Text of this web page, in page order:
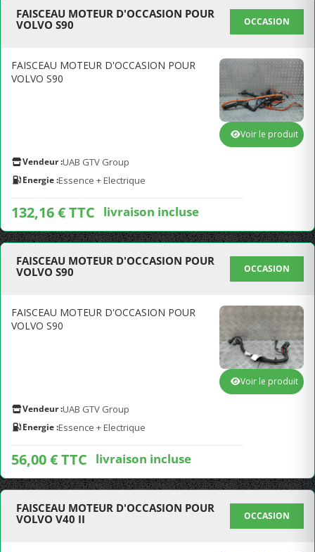
FAISCEAU MOTEUR D'OCCASION POUR
VOLVO S90
OCCASION
FAISCEAU MOTEUR D'OCCASION POUR
VOLVO S90
Vendeur :UAB GTV Group
Energie :Essence + Electrique
132,16 € TTC livraison incluse
Voir le produit
FAISCEAU MOTEUR D'OCCASION POUR
VOLVO S90
OCCASION
FAISCEAU MOTEUR D'OCCASION POUR
VOLVO S90
Vendeur :UAB GTV Group
Energie :Essence + Electrique
56,00 € TTC livraison incluse
Voir le produit
FAISCEAU MOTEUR D'OCCASION POUR
VOLVO V40 II
OCCASION